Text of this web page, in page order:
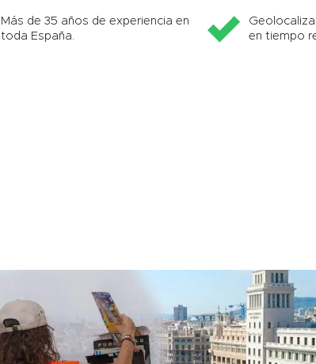
Más de 35 años de experiencia en
toda España.
en tiempo